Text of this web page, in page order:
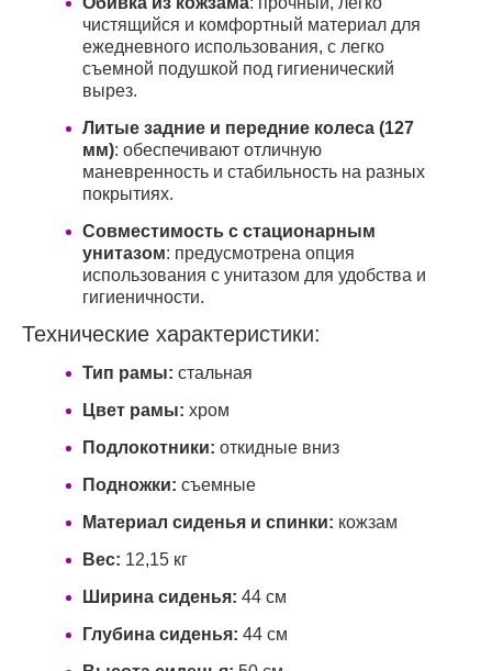
чистящийся и комфортный материал для
ежедневного использования, с легко
съемной подушкой под гигиенический
вырез.
Литые задние и передние колеса (127
мм): обеспечивают отличную
маневренность и стабильность на разных
покрытиях.
Совместимость с стационарным
унитазом: предусмотрена опция
использования с унитазом для удобства и
гигиеничности.
Технические характеристики:
Тип рамы: стальная
Цвет рамы: хром
Подлокотники: откидные вниз
Подножки: съемные
Материал сиденья и спинки: кожзам
Вес: 12,15 кг
Ширина сиденья: 44 см
Глубина сиденья: 44 см